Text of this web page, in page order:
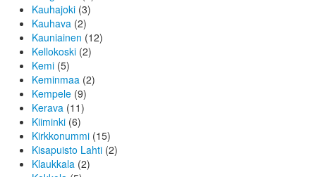
Kauhajoki (3)
Kauhava (2)
Kauniainen (12)
Kellokoski (2)
Kemi (5)
Keminmaa (2)
Kempele (9)
Kerava (11)
Kiiminki (6)
Kirkkonummi (15)
Kisapuisto Lahti (2)
Klaukkala (2)